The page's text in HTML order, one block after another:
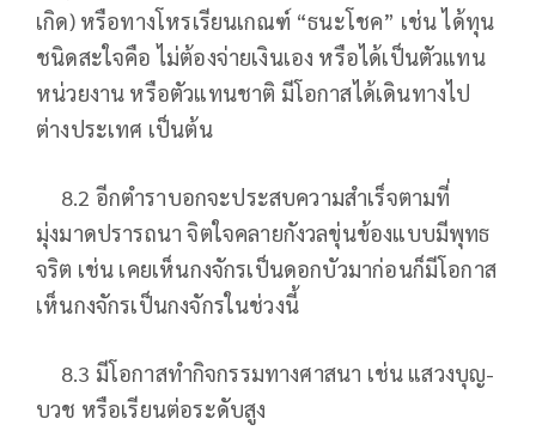
เกิด) หรือทางโหรเรียนเกณฑ์ “ธนะโชค” เช่น ได้ทุน
ชนิดสะใจคือ ไม่ต้องจ่ายเงินเอง หรือได้เป็นตัวแทน
หน่วยงาน หรือตัวแทนชาติ มีโอกาสได้เดินทางไป
ต่างประเทศ เป็นต้น
8.2 อีกตำราบอกจะประสบความสำเร็จตามที่
มุ่งมาดปรารถนา จิตใจคลายกังวลขุ่นข้องแบบมีพุทธ
จริต เช่น เคยเห็นกงจักรเป็นดอกบัวมาก่อนก็มีโอกาส
เห็นกงจักรเป็นกงจักรในช่วงนี้
8.3 มีโอกาสทำกิจกรรมทางศาสนา เช่น แสวงบุญ-
บวช หรือเรียนต่อระดับสูง